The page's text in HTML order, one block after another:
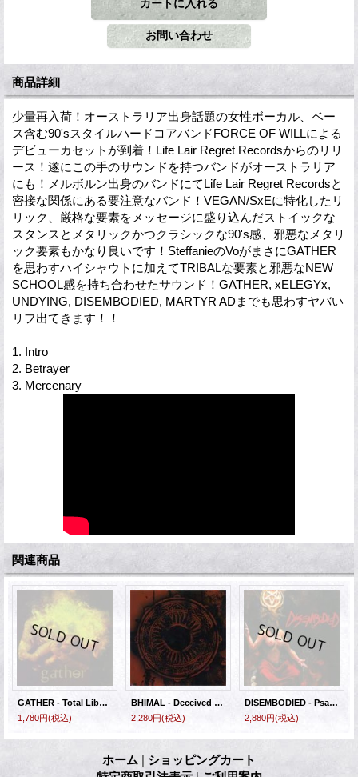
商品詳細
少量再入荷！オーストラリア出身話題の女性ボーカル、ベー
ス含む90'sスタイルハードコアバンドFORCE OF WILLによる
デビューカセットが到着！Life Lair Regret Recordsからのリリ
ース！遂にこの手のサウンドを持つバンドがオーストラリア
にも！メルボルン出身のバンドにてLife Lair Regret Recordsと
密接な関係にある要注意なバンド！VEGAN/SxEに特化したリ
リック、厳格な要素をメッセージに盛り込んだストイックな
スタンスとメタリックかつクラシックな90's感、邪悪なメタリ
ック要素もかなり良いです！SteffanieのVoがまさにGATHER
を思わすハイシャウトに加えてTRIBALな要素と邪悪なNEW
SCHOOL感を持ち合わせたサウンド！GATHER, xELEGYx,
UNDYING, DISEMBODIED, MARTYR ADまでも思わすヤバい
リフ出てきます！！
1. Intro
2. Betrayer
3. Mercenary
関連商品
GATHER - Total Liberation [CD]
1,780円(税込)
BHIMAL - Deceived [CD]
2,280円(税込)
DISEMBODIED - Psalms Of Sheol [CD]
2,880円(税込)
ホーム | ショッピングカート